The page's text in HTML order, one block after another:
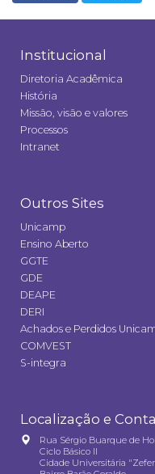
Institucional
Diretoria Acadêmica
História
Missão, visão e valores
Processos
Intranet
Outros Sites
Unicamp
Ensino Aberto
GGTE
GDE
DEAPE
DERI
Achados e Perdidos
COMVEST
S-integra
Localização e
Rua Sérgio Buarque de
Ciclo Básico II
Cidade Universitária